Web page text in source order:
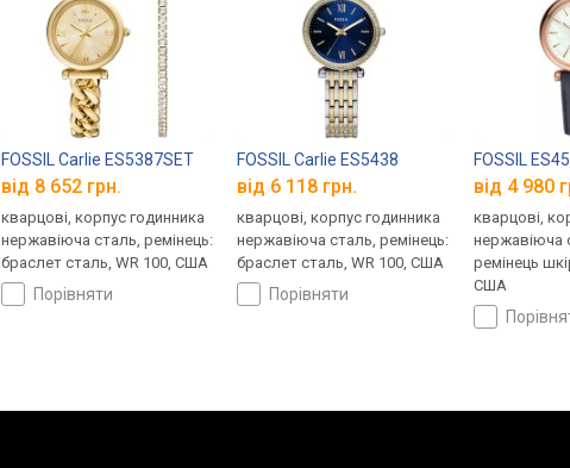
FOSSIL Carlie ES5387SET
від 8 652 грн.
кварцові, корпус годинника
нержавіюча сталь, ремінець:
браслет сталь, WR 100, США
порівняти
FOSSIL Carlie ES5438
від 6 118 грн.
кварцові, корпус годинника
нержавіюча сталь, ремінець:
браслет сталь, WR 100, США
порівняти
FOSSIL
від 4 980
кварцові,
нержавіюча
ремінець
США